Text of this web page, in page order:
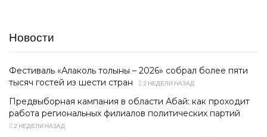
Новости
Фестиваль «Алаколь толқыны – 2026» собрал более пяти
тысяч гостей из шести стран
2 НЕДЕЛИ НАЗАД
Предвыборная кампания в области Абай: как проходит
работа региональных филиалов политических партий
2 НЕДЕЛИ НАЗАД